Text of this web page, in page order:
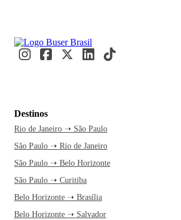
Destinos
Rio de Janeiro ➝ São Paulo
São Paulo ➝ Rio de Janeiro
São Paulo ➝ Belo Horizonte
São Paulo ➝ Curitiba
Belo Horizonte ➝ Brasília
Belo Horizonte ➝ Salvador